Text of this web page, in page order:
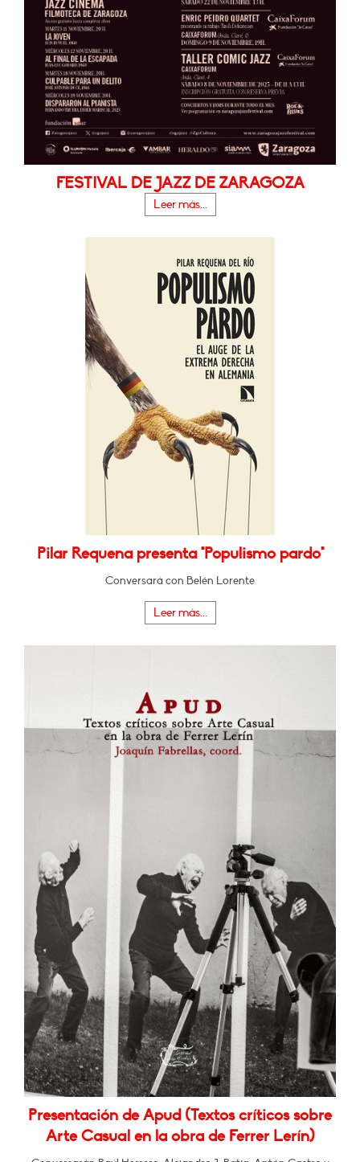
FESTIVAL DE JAZZ DE ZARAGOZA
Leer más...
Pilar Requena presenta "Populismo pardo"
Conversará con Belén Lorente
Leer más...
Presentación de Apud (Textos críticos sobre
Arte Casual en la obra de Ferrer Lerín)